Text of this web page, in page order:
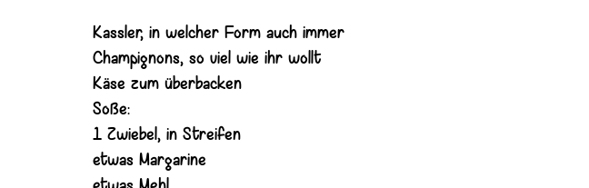
Kassler, in welcher Form auch immer
Champignons, so viel wie ihr wollt
Käse zum überbacken
Soße:
1 Zwiebel, in Streifen
etwas Margarine